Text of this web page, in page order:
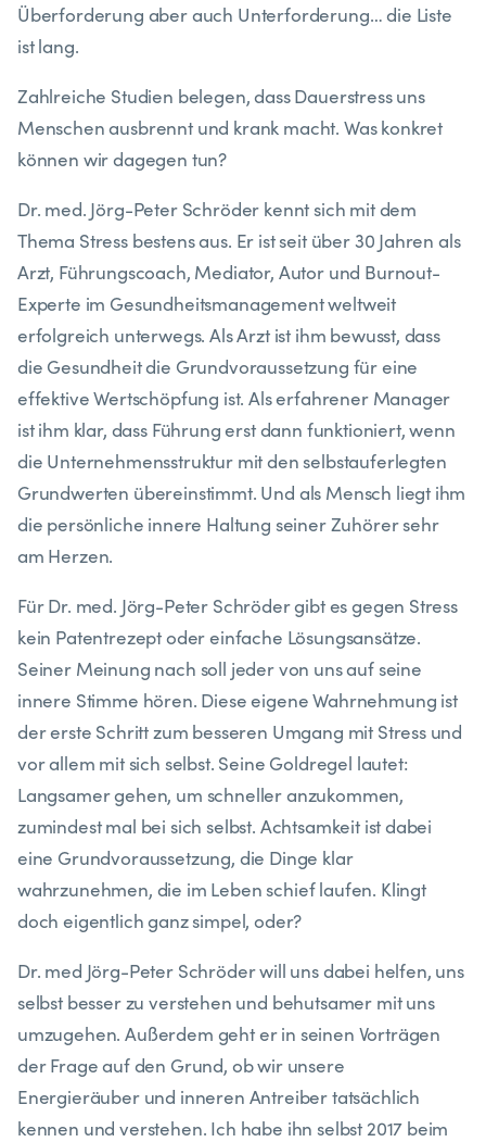
Überforderung aber auch Unterforderung… die Liste
ist lang.
Zahlreiche Studien belegen, dass Dauerstress uns
Menschen ausbrennt und krank macht. Was konkret
können wir dagegen tun?
Dr. med. Jörg-Peter Schröder kennt sich mit dem
Thema Stress bestens aus. Er ist seit über 30 Jahren als
Arzt, Führungscoach, Mediator, Autor und Burnout-
Experte im Gesundheitsmanagement weltweit
erfolgreich unterwegs. Als Arzt ist ihm bewusst, dass
die Gesundheit die Grundvoraussetzung für eine
effektive Wertschöpfung ist. Als erfahrener Manager
ist ihm klar, dass Führung erst dann funktioniert, wenn
die Unternehmensstruktur mit den selbstauferlegten
Grundwerten übereinstimmt. Und als Mensch liegt ihm
die persönliche innere Haltung seiner Zuhörer sehr
am Herzen.
Für Dr. med. Jörg-Peter Schröder gibt es gegen Stress
kein Patentrezept oder einfache Lösungsansätze.
Seiner Meinung nach soll jeder von uns auf seine
innere Stimme hören. Diese eigene Wahrnehmung ist
der erste Schritt zum besseren Umgang mit Stress und
vor allem mit sich selbst. Seine Goldregel lautet:
Langsamer gehen, um schneller anzukommen,
zumindest mal bei sich selbst. Achtsamkeit ist dabei
eine Grundvoraussetzung, die Dinge klar
wahrzunehmen, die im Leben schief laufen. Klingt
doch eigentlich ganz simpel, oder?
Dr. med Jörg-Peter Schröder will uns dabei helfen, uns
selbst besser zu verstehen und behutsamer mit uns
umzugehen. Außerdem geht er in seinen Vorträgen
der Frage auf den Grund, ob wir unsere
Energieräuber und inneren Antreiber tatsächlich
kennen und verstehen. Ich habe ihn selbst 2017 beim